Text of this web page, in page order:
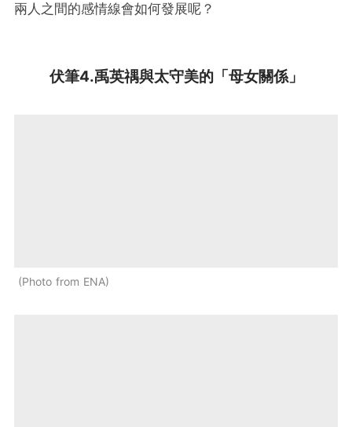
兩人之間的感情線會如何發展呢？
伏筆4.禹英禑與太守美的「母女關係」
Photo from ENA